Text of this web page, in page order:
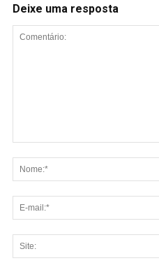
Deixe uma resposta